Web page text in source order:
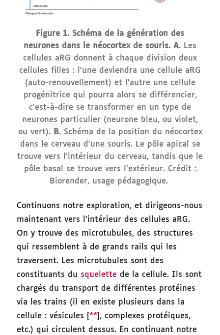
Figure 1. Schéma de la génération des
neurones dans le néocortex de souris. A. Les
cellules aRG donnent à chaque division deux
cellules filles : l’une deviendra une cellule aRG
(auto-renouvellement) et l’autre une cellule
progénitrice qui pourra alors se différencier,
c’est-à-dire se transformer en un type de
neurones particulier (neurone bleu, ou violet,
ou vert). B. Schéma de la position du néocortex
dans le cerveau d’une souris. Le pôle apical se
trouve vers l’intérieur du cerveau, tandis que le
pôle basal se trouve vers l’extérieur. Crédit :
Biorender, usage pédagogique.
Continuons notre exploration, et dirigeons-nous
maintenant vers l’intérieur des cellules aRG.
On y trouve des microtubules, des structures
qui ressemblent à de grands rails qui les
traversent. Les microtubules sont des
constituants du squelette de la cellule. Ils sont
chargés du transport de différentes protéines
via les trains (il en existe plusieurs dans la
cellule : vésicules [ ** ], complexes protéiques,
etc.) qui circulent dessus. En continuant notre